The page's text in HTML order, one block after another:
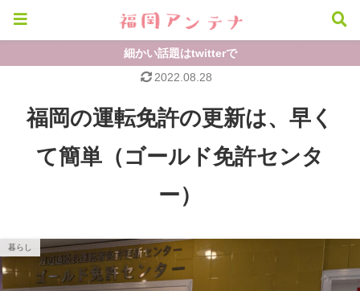
細かい話題はtwitterで
福岡の運転免許の更新は、早く
て簡単（ゴールド免許センタ
ー）
暮らし
2022.08.28